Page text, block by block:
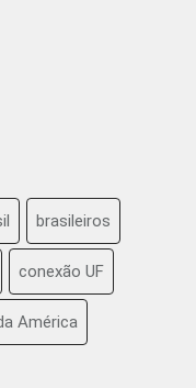
brasileiros
conexão UF
América